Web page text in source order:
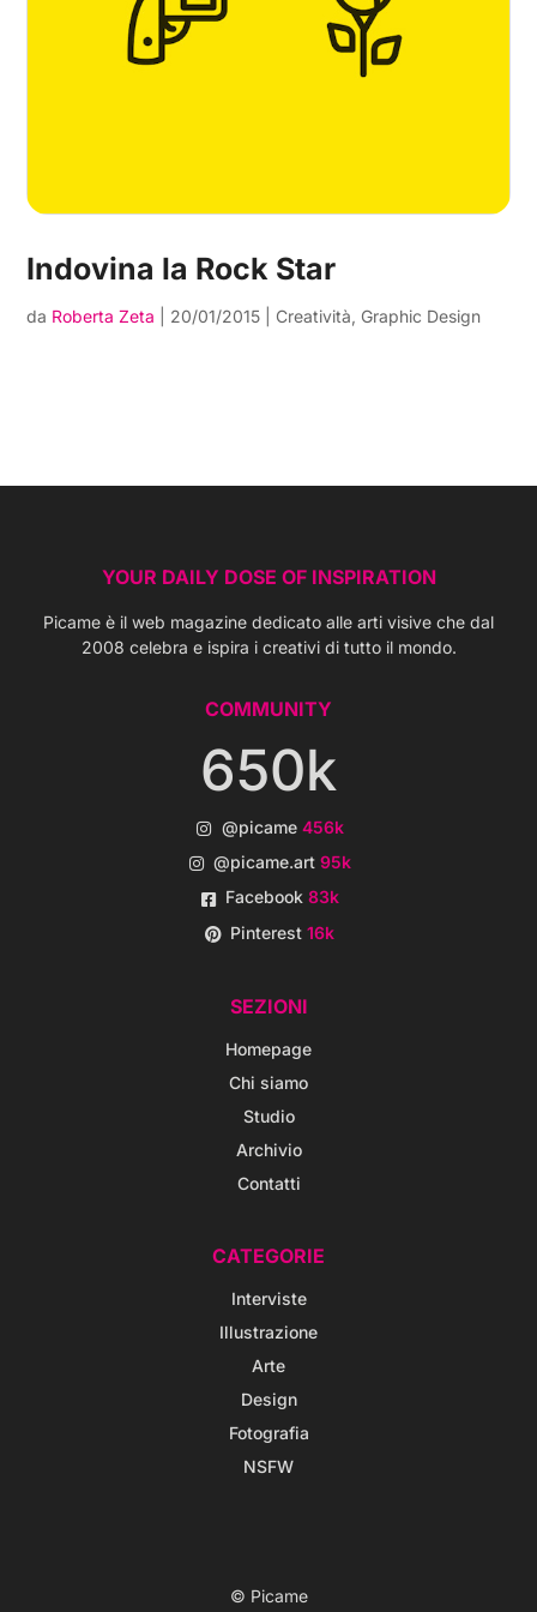
Indovina la Rock Star
da Roberta Zeta 20/01/2015 Creatività, Graphic Design
YOUR DAILY DOSE OF INSPIRATION
Picame è il web magazine dedicato alle arti visive che dal
2008 celebra e ispira i creativi di tutto il mondo.
COMMUNITY
650k
@picame 456k
@picame.art95k
Facebook83k
Pinterest16k
SEZIONI
Homepage
Chi siamo
Studio
Archivio
Contatti
CATEGORIE
Interviste
Illustrazione
Arte
Design
Fotografia
NSFW
© Picame